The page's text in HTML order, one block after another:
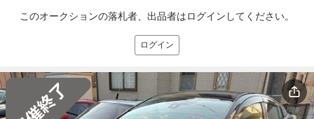
このオークションの落札者、出品者はログインしてください。
ログイン